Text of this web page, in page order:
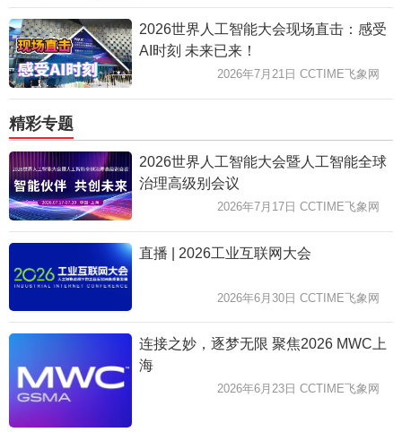
2026世界人工智能大会现场直击：感受
AI时刻 未来已来！
2026年7月21日 CCTIME飞象网
精彩专题
2026世界人工智能大会暨人工智能全球
治理高级别会议
2026年7月17日 CCTIME飞象网
直播 | 2026工业互联网大会
2026年6月30日 CCTIME飞象网
连接之妙，逐梦无限 聚焦2026 MWC上
海
2026年6月23日 CCTIME飞象网